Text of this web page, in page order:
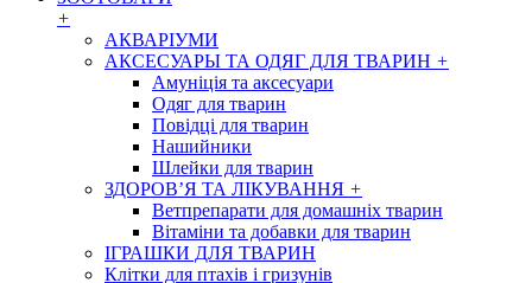
+
АКВАРІУМИ
АКСЕСУАРЫ ТА ОДЯГ ДЛЯ ТВАРИН +
Амуніція та аксесуари
Одяг для тварин
Повідці для тварин
Нашийники
Шлейки для тварин
ЗДОРОВ’Я ТА ЛІКУВАННЯ +
Ветпрепарати для домашніх тварин
Вітаміни та добавки для тварин
ІГРАШКИ ДЛЯ ТВАРИН
Клітки для птахів і гризунів